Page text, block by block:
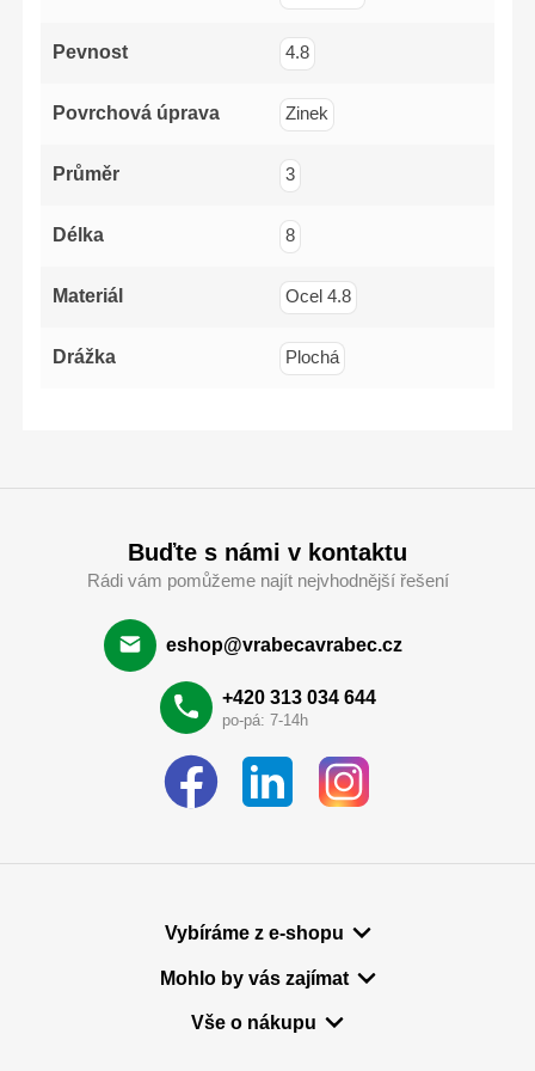
Pevnost 4.8
Povrchová úprava Zinek
Průměr 3
Délka 8
Materiál Ocel 4.8
Drážka Plochá
Buďte s námi v kontaktu
Rádi vám pomůžeme najít nejvhodnější řešení
eshop@vrabecavrabec.cz
+420 313 034 644
po-pá: 7-14h
Vybíráme z e-shopu
Mohlo by vás zajímat
Vše o nákupu